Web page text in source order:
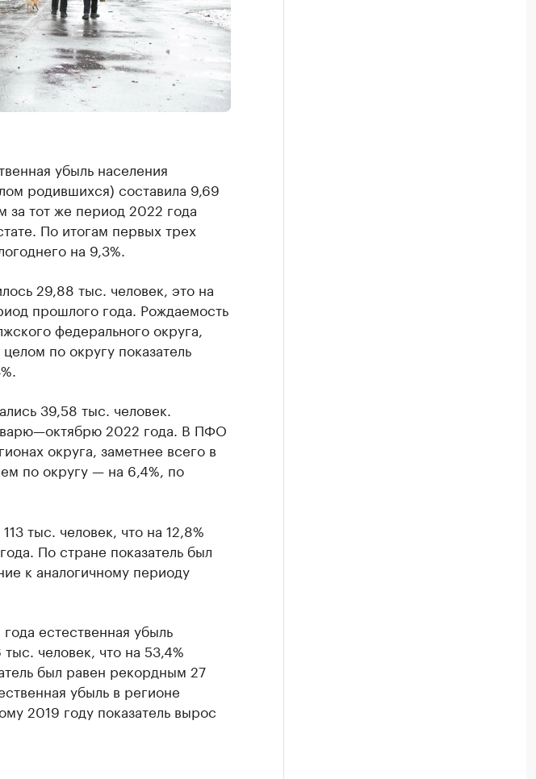
убыль населения
родившихся) составила 9,69
за тот же период 2022 года
По итогам первых трех
на 9,3%.
29,88 тыс. человек, это на
прошлого года. Рождаемость
федерального округа,
по округу показатель
39,58 тыс. человек.
2022 года. В ПФО
округа, заметнее всего в
по округу — на 6,4%, по
тыс. человек, что на 12,8%
По стране показатель был
к аналогичному периоду
естественная убыль
человек, что на 53,4%
был равен рекордным 27
убыль в регионе
2019 году показатель вырос